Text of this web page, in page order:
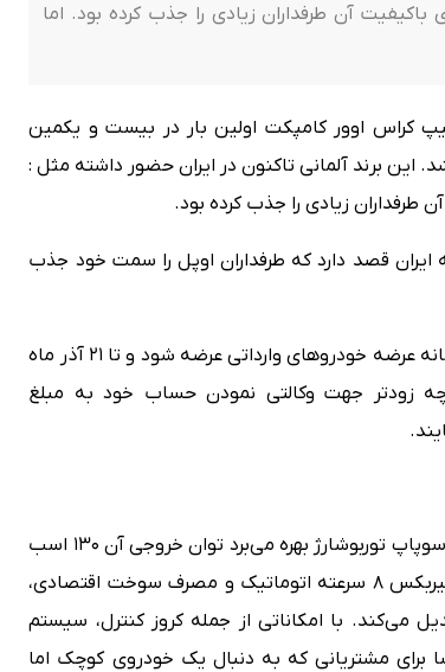
آن طرفداران زیادی را جذب کرده بود. اما
کراس اوور کامپکت اولین بار در بیست و یکمین
این برند آلمانی تاکنون در ایران حضور داشته مثل :
طرفداران زیادی را جذب کرده بود.
ایران قصد دارد که طرفداران اوپل را سمت خود جذب
کراس اوور کامپکت اوپل موکا در 11 آذرماه 1403 در سامانه عرضه خودروهای وارداتی عرضه شود و تا 21 آذر ماه
زودتر جهت وکالتی نمودن حساب خود به مبلغ
این هاچ‌بک کوچک از یک موتور ۱.۲ لیتری 3 سیلندر 12 سوپاپ توربوشارژ بهره می‌برد توان خروجی آن 130 اسب
بخار و گشتاور آن 230 نیوتن‌متر تنظیم شده است. گیربکس ۸ سرعته اتوماتیک و مصرف سوخت اقتصادی،
می‌کند. با امکاناتی از جمله کروز کنترل، سیستم
برای مشتریانی که به دنبال یک خودروی کوچک اما